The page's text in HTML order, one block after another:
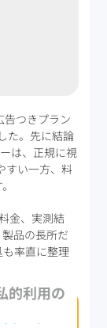
つきプラン
た。先に結論
は、正規に視
すい一方、料
金、実測結
品の長所だ
率直に整理
全性、料
的利用の
ンキ